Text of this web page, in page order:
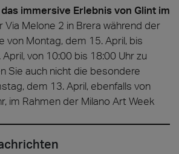
immersive Erlebnis von Glint im
Via Melone 2 in Brera während der
von Montag, dem 15. April, bis
von 10:00 bis 18:00 Uhr zu
Sie auch nicht die besondere
dem 13. April, ebenfalls von
im Rahmen der Milano Art Week